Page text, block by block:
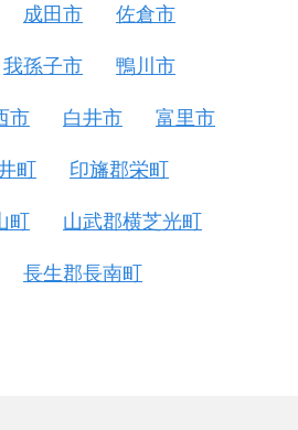
成田市 佐倉市
我孫子市 鴨川市
市 白井市 富里市
町 印旛郡栄町
山武郡横芝光町
長生郡長南町